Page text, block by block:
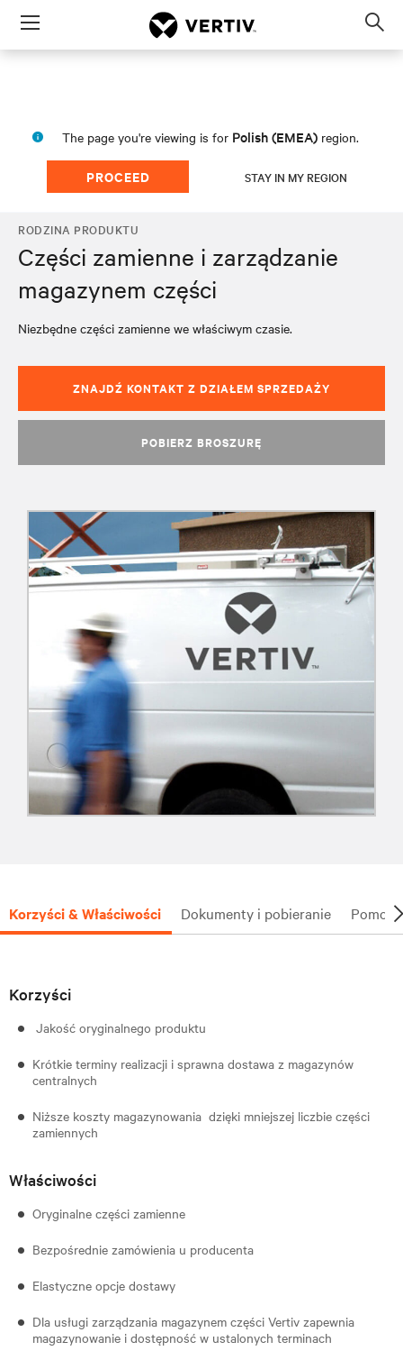
Menu
The page you're viewing is for Polish (EMEA) region.
PROCEED STAY IN MY REGION
RODZINA PRODUKTU
Części zamienne i zarządzanie
magazynem części
Niezbędne części zamienne we właściwym czasie.
ZNAJDŹ KONTAKT Z DZIAŁEM SPRZEDAŻY
POBIERZ BROSZURĘ
Korzyści & Właściwości Dokumenty i pobieranie Pomoc
Korzyści
Jakość oryginalnego produktu
Krótkie terminy realizacji i sprawna dostawa z magazynów
centralnych
Niższe koszty magazynowania dzięki mniejszej liczbie części
zamiennych
Właściwości
Oryginalne części zamienne
Bezpośrednie zamówienia u producenta
Elastyczne opcje dostawy
Dla usługi zarządzania magazynem części Vertiv zapewnia
magazynowanie i dostępność w ustalonych terminach